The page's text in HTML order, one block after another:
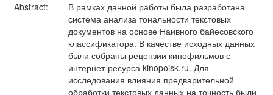
Abstract:
В рамках данной работы была разработана
система анализа тональности текстовых
документов на основе Наивного байесовского
классификатора. В качестве исходных данных
были собраны рецензии кинофильмов с
интернет-ресурса kinopoisk.ru. Для
исследования влияния предварительной
обработки текстовых данных на точность были